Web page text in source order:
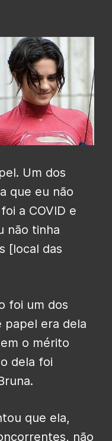
Um dos
que eu não
a COVID e
não tinha
[local das
foi um dos
papel era dela
o mérito
dela foi
que ela,
não